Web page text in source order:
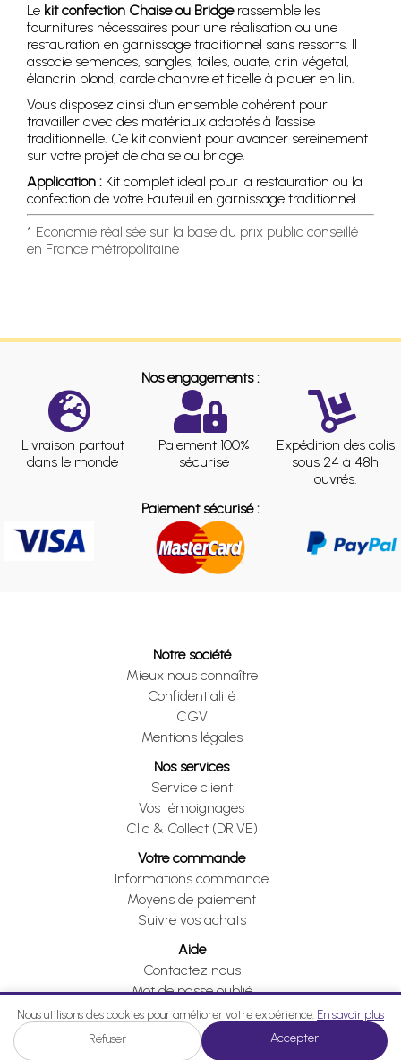
Le kit confection Chaise ou Bridgerassemble les
fournitures nécessaires pour une réalisation ou une
restauration en garnissage traditionnel sans ressorts. Il
associe semences, sangles, toiles, ouate, crin végétal,
élancrin blond, carde chanvre et ficelle à piquer en lin.
Vous disposez ainsi d’un ensemble cohérent pour
travailler avec des matériaux adaptés à l’assise
traditionnelle. Ce kit convient pour avancer sereinement
sur votre projet de chaise ou bridge.
Application : Kit complet idéal pour la restauration ou la
confection de votre Fauteuil en garnissage traditionnel.
* Economie réalisée sur la base du prix public conseillé
en France métropolitaine
Nos engagements :
Livraison partout
dans le monde
Paiement 100%
sécurisé
Expédition des colis
sous 24 à 48h
ouvrés.
Paiement sécurisé :
Notre société
Mieux nous connaître
Confidentialité
CGV
Mentions légales
Nos services
Service client
Vos témoignages
Clic & Collect (DRIVE)
Votre commande
Informations commande
Moyens de paiement
Suivre vos achats
Aide
Contactez nous
Mot de passe oublié
Je me rétracte
Je me rétracte
Nous utilisons des cookies pour améliorer votre expérience. En savoir plus
Refuser Accepter